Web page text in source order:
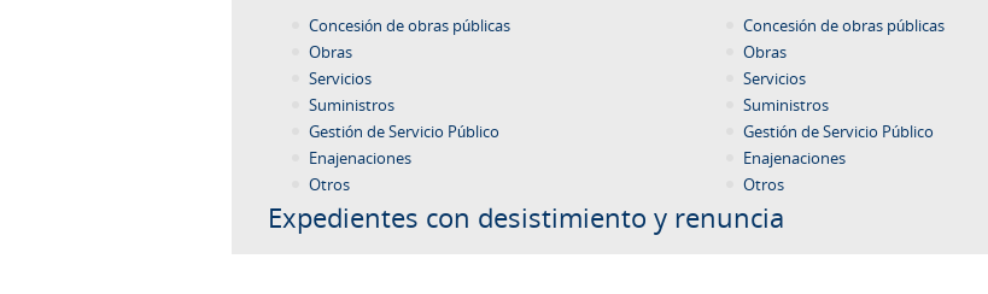
Concesión de obras públicas
Obras
Servicios
Suministros
Gestión de Servicio Público
Enajenaciones
Otros
Concesión de obras públicas
Obras
Servicios
Suministros
Gestión de Servicio Público
Enajenaciones
Otros
Expedientes con desistimiento y renuncia